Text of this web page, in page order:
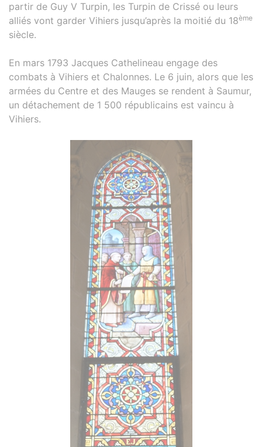
partir de Guy V Turpin, les Turpin de Crissé ou leurs
alliés vont garder Vihiers jusqu’après la moitié du 18ème
siècle.
En mars 1793 Jacques Cathelineau engage des
combats à Vihiers et Chalonnes. Le 6 juin, alors que les
armées du Centre et des Mauges se rendent à Saumur,
un détachement de 1 500 républicains est vaincu à
Vihiers.